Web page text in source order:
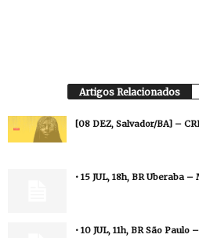
Artigos Relacionados
[08 DEZ, Salvador/BA] –
• 15 JUL, 18h, BR Uberaba –
• 10 JUL, 11h, BR São Paulo